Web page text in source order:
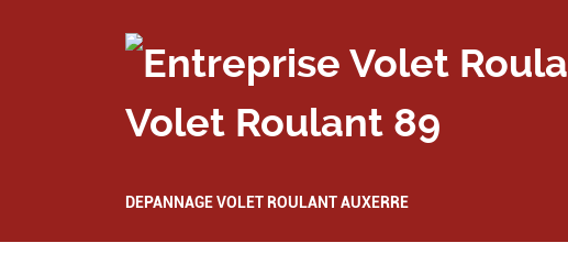
Volet Roulant 89
DEPANNAGE VOLET ROULANT AUXERRE